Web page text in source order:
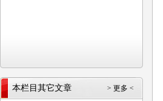
> 更多 <
本栏目其它文章